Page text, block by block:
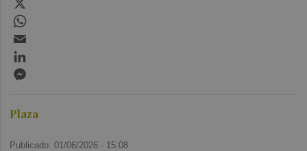
Plaza
Publicado: 01/06/2026 · 15:08